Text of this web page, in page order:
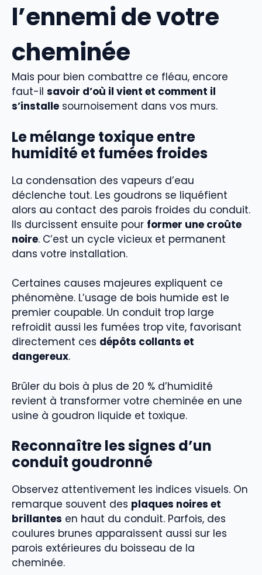
l’ennemi de votre
cheminée
Mais pour bien combattre ce fléau, encore
faut-il savoir d’où il vient et comment il
s’installe sournoisement dans vos murs.
Le mélange toxique entre
humidité et fumées froides
La condensation des vapeurs d’eau
déclenche tout. Les goudrons se liquéfient
alors au contact des parois froides du conduit.
Ils durcissent ensuite pour former une croûte
noire. C’est un cycle vicieux et permanent
dans votre installation.
Certaines causes majeures expliquent ce
phénomène. L’usage de bois humide est le
premier coupable. Un conduit trop large
refroidit aussi les fumées trop vite, favorisant
directement ces dépôts collants et
dangereux.
Brûler du bois à plus de 20 % d’humidité
revient à transformer votre cheminée en une
usine à goudron liquide et toxique.
Reconnaître les signes d’un
conduit goudronné
Observez attentivement les indices visuels. On
remarque souvent des plaques noires et
brillantes en haut du conduit. Parfois, des
coulures brunes apparaissent aussi sur les
parois extérieures du boisseau de la
cheminée.